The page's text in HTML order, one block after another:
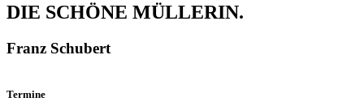
DIE SCHÖNE MÜLLERIN.
Franz Schubert
Termine